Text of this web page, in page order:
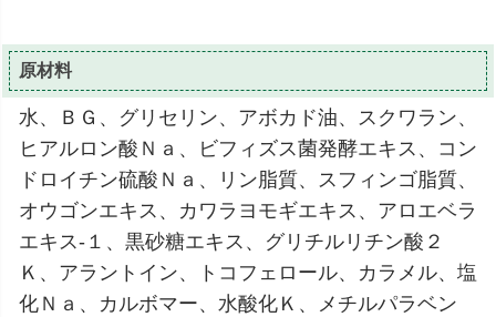
原材料
水、ＢＧ、グリセリン、アボカド油、スクワラン、
ヒアルロン酸Ｎａ、ビフィズス菌発酵エキス、コン
ドロイチン硫酸Ｎａ、リン脂質、スフィンゴ脂質、
オウゴンエキス、カワラヨモギエキス、アロエベラ
エキス-１、黒砂糖エキス、グリチルリチン酸２
Ｋ、アラントイン、トコフェロール、カラメル、塩
化Ｎａ、カルボマー、水酸化Ｋ、メチルパラベン